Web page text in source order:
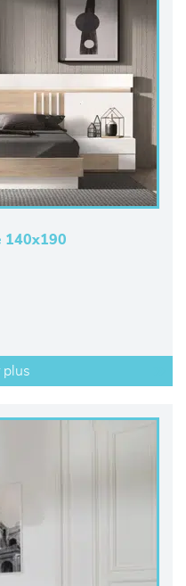
140x190
plus